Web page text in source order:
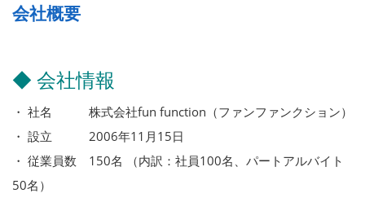
会社概要
◆ 会社情報
・ 社名 株式会社fun function（ファンファンクション）
・ 設立 2006年11月15日
・ 従業員数 150名 （内訳：社員100名、パートアルバイト
50名）